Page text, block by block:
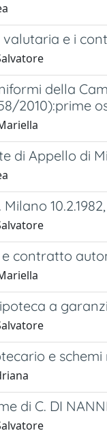
e i
della
2010):prime
di Appello di
e contratto
a
e
di C. DI